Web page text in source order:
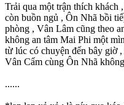
Trải qua một trận thích khách
còn buồn ngủ , Ôn Nhã bồi
phòng , Vân Lâm cũng theo
không an tâm Mai Phi một
từ lúc có chuyện đến bây giờ
Vân Cẩm cùng Ôn Nhã
......